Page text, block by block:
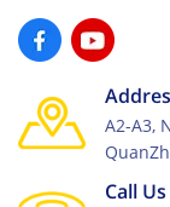
A2-A3,
Call Us